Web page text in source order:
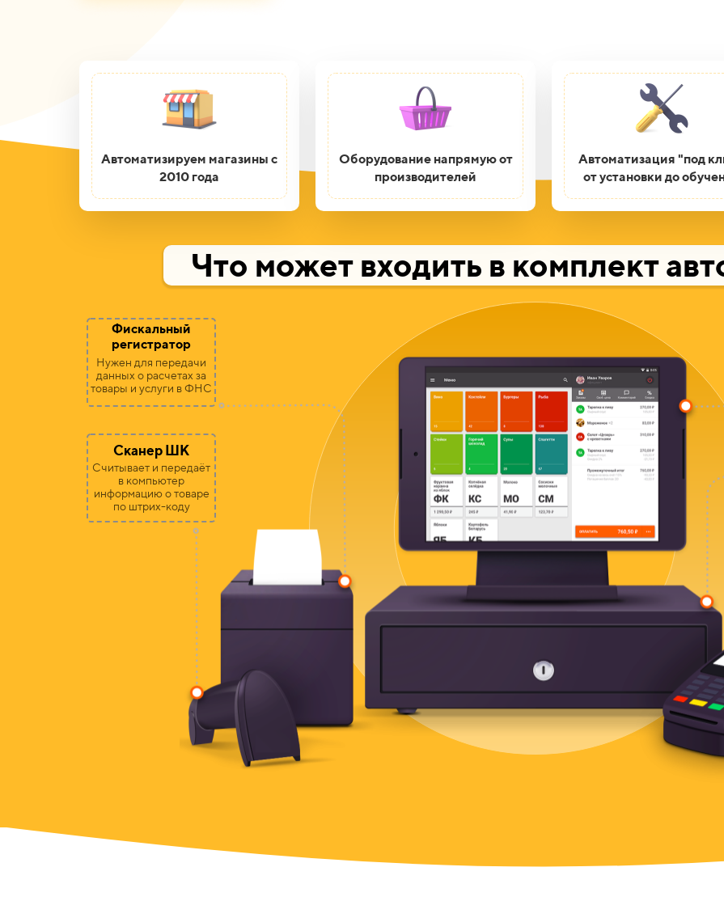
Автоматизируем магазины с
2010 года
Оборудование напрямую от
производителей
Автоматизация "под
от установки до
Что может входить в комплект
Сканер ШК
Фискальный
регистратор
Считывает и передаёт
в компьютер
информацию о товаре
по штрих-коду
Нужен для передачи
данных о расчетах за
товары и услуги в ФНС